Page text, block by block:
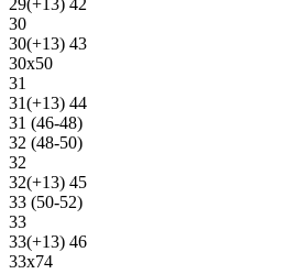
30
30(+13) 43
30х50
31
31(+13) 44
31 (46-48)
32 (48-50)
32
32(+13) 45
33 (50-52)
33
33(+13) 46
33х74